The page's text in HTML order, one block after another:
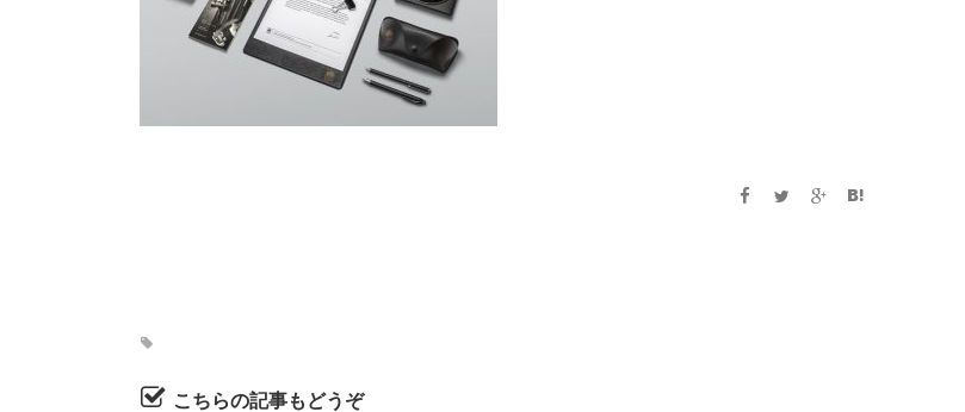
こちらの記事もどうぞ